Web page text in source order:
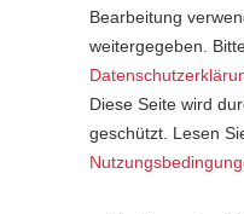
Bearbeitung
weitergegeben.
Diese Seite wird
geschützt. Lesen